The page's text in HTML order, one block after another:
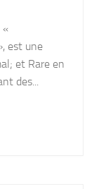
«
est une
et Rare en
des...